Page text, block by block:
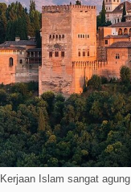
Kerjaan Islam sangat agung